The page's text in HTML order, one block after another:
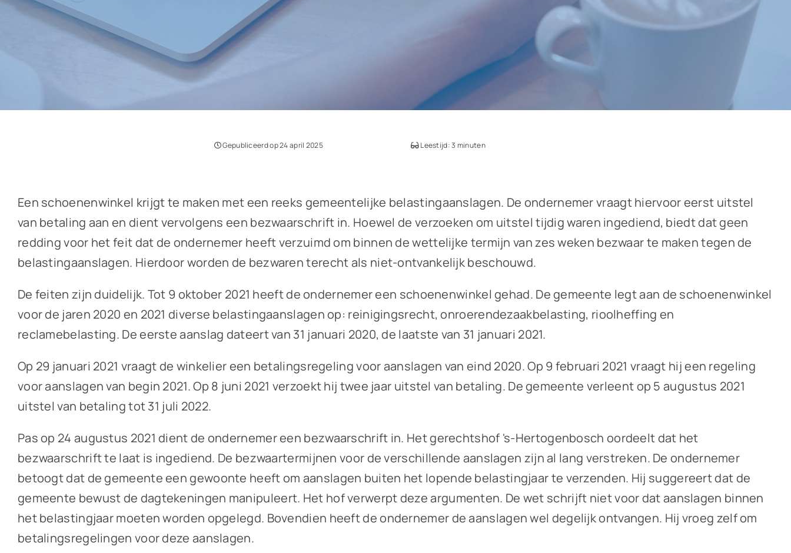
Gepubliceerd op 24 april 2025 Leestijd: 3 minuten
Een schoenenwinkel krijgt te maken met een reeks gemeentelijke belastingaanslagen. De ondernemer vraagt hiervoor eerst uitstel
van betaling aan en dient vervolgens een bezwaarschrift in. Hoewel de verzoeken om uitstel tijdig waren ingediend, biedt dat geen
redding voor het feit dat de ondernemer heeft verzuimd om binnen de wettelijke termijn van zes weken bezwaar te maken tegen de
belastingaanslagen. Hierdoor worden de bezwaren terecht als niet-ontvankelijk beschouwd.
De feiten zijn duidelijk. Tot 9 oktober 2021 heeft de ondernemer een schoenenwinkel gehad. De gemeente legt aan de schoenenwinkel
voor de jaren 2020 en 2021 diverse belastingaanslagen op: reinigingsrecht, onroerendezaakbelasting, rioolheffing en
reclamebelasting. De eerste aanslag dateert van 31 januari 2020, de laatste van 31 januari 2021.
Op 29 januari 2021 vraagt de winkelier een betalingsregeling voor aanslagen van eind 2020. Op 9 februari 2021 vraagt hij een regeling
voor aanslagen van begin 2021. Op 8 juni 2021 verzoekt hij twee jaar uitstel van betaling. De gemeente verleent op 5 augustus 2021
uitstel van betaling tot 31 juli 2022.
Pas op 24 augustus 2021 dient de ondernemer een bezwaarschrift in. Het gerechtshof 's-Hertogenbosch oordeelt dat het
bezwaarschrift te laat is ingediend. De bezwaartermijnen voor de verschillende aanslagen zijn al lang verstreken. De ondernemer
betoogt dat de gemeente een gewoonte heeft om aanslagen buiten het lopende belastingjaar te verzenden. Hij suggereert dat de
gemeente bewust de dagtekeningen manipuleert. Het hof verwerpt deze argumenten. De wet schrijft niet voor dat aanslagen binnen
het belastingjaar moeten worden opgelegd. Bovendien heeft de ondernemer de aanslagen wel degelijk ontvangen. Hij vroeg zelf om
betalingsregelingen voor deze aanslagen.